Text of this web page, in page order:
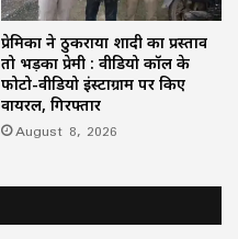
प्रेमिका ने ठुकराया शादी का प्रस्ताव
तो भड़का प्रेमी : वीडियो कॉल के
फोटो-वीडियो इंस्टाग्राम पर किए
वायरल, गिरफ्तार
August 8, 2026